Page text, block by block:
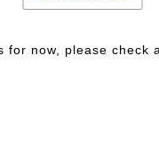
for now, please check